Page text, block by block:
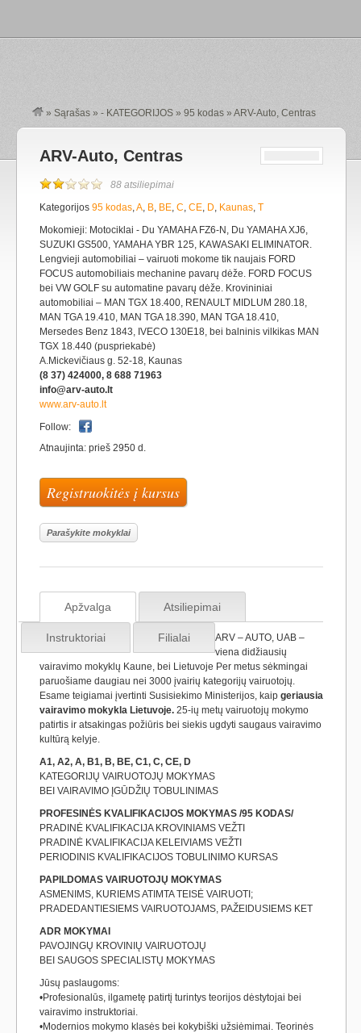
» Sąrašas » - KATEGORIJOS » 95 kodas » ARV-Auto, Centras
ARV-Auto, Centras
88 atsiliepimai
Kategorijos 95 kodas,A, B, BE, C, CE, D, Kaunas, T
Mokomieji: Motociklai - Du YAMAHA FZ6-N, Du YAMAHA XJ6,
SUZUKI GS500, YAMAHA YBR 125, KAWASAKI ELIMINATOR.
Lengvieji automobiliai – vairuoti mokome tik naujais FORD
FOCUS automobiliais mechanine pavarų dėže. FORD FOCUS
bei VW GOLF su automatine pavarų dėže. Krovininiai
automobiliai – MAN TGX 18.400, RENAULT MIDLUM 280.18,
MAN TGA 19.410, MAN TGA 18.390, MAN TGA 18.410,
Mersedes Benz 1843, IVECO 130E18, bei balninis vilkikas MAN
TGX 18.440 (puspriekabė)
A.Mickevičiaus g. 52-18, Kaunas
(8 37) 424000, 8 688 71963
info@arv-auto.lt
www.arv-auto.lt
Follow:
Atnaujinta: prieš 2950 d.
Registruokitės į kursus
Parašykite mokyklai
Apžvalga Atsiliepimai
Instruktoriai Filialai
ARV – AUTO, UAB –
viena didžiausių
vairavimo mokyklų Kaune, bei Lietuvoje Per metus sėkmingai
paruošiame daugiau nei 3000 įvairių kategorijų vairuotojų.
Esame teigiamai įvertinti Susisiekimo Ministerijos, kaip geriausia
vairavimo mokykla Lietuvoje. 25-ių metų vairuotojų mokymo
patirtis ir atsakingas požiūris bei siekis ugdyti saugaus vairavimo
kultūrą kelyje.
A1, A2, A, B1, B, BE, C1, C, CE, D
KATEGORIJŲ VAIRUOTOJŲ MOKYMAS
BEI VAIRAVIMO ĮGŪDŽIŲ TOBULINIMAS
PROFESINĖS KVALIFIKACIJOS MOKYMAS /95 KODAS/
PRADINĖ KVALIFIKACIJA KROVINIAMS VEŽTI
PRADINĖ KVALIFIKACIJA KELEIVIAMS VEŽTI
PERIODINIS KVALIFIKACIJOS TOBULINIMO KURSAS
PAPILDOMAS VAIRUOTOJŲ MOKYMAS
ASMENIMS, KURIEMS ATIMTA TEISĖ VAIRUOTI;
PRADEDANTIESIEMS VAIRUOTOJAMS, PAŽEIDUSIEMS KET
ADR MOKYMAI
PAVOJINGŲ KROVINIŲ VAIRUOTOJŲ
BEI SAUGOS SPECIALISTŲ MOKYMAS
Jūsų paslaugoms:
•Profesionalūs, ilgametę patirtį turintys teorijos dėstytojai bei
vairavimo instruktoriai.
•Modernios mokymo klasės bei kokybiški užsiėmimai. Teorinės